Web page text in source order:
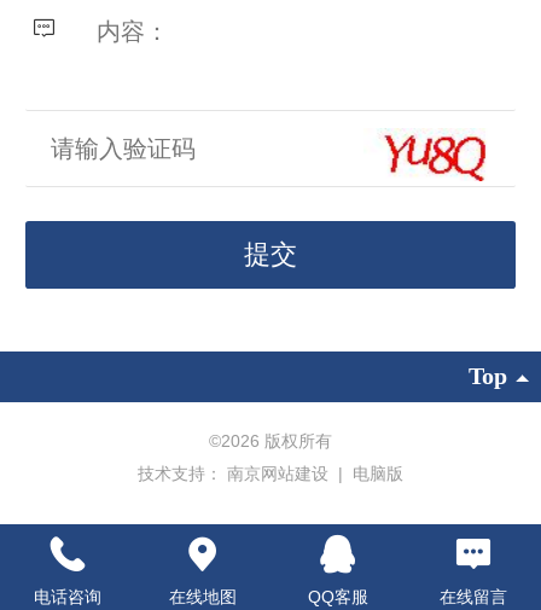
Top
©2026 版权所有
技术支持： 南京网站建设 | 电脑版
电话咨询 在线地图 QQ客服 在线留言